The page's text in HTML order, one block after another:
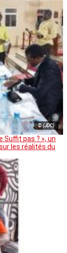
© (JDC)
Suffit pas ? », un
les réalités du